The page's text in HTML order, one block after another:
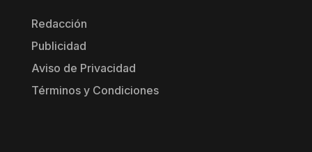
Redacción
Publicidad
Aviso de Privacidad
Términos y Condiciones